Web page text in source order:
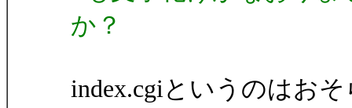
か？
index.cgiというのはお